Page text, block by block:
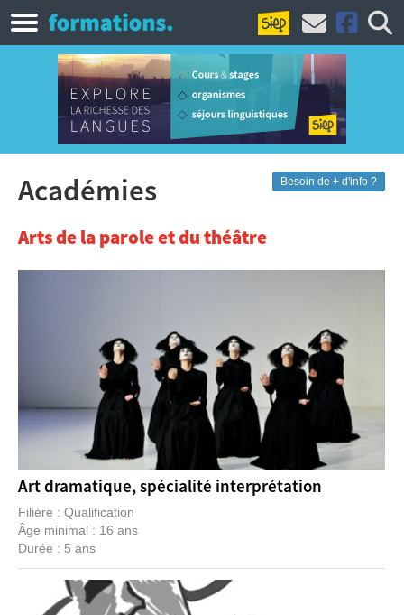
Besoin de + d'info ?
Académies
Arts de la parole et du théâtre
Art dramatique, spécialité interprétation
Filière : Qualification
Âge minimal : 16 ans
Durée : 5 ans